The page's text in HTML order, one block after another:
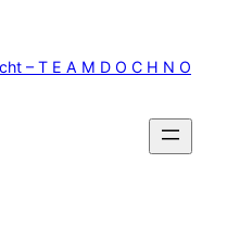
– T E A M D O C H N O